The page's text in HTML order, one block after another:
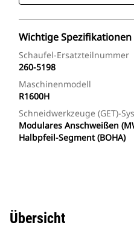
Wichtige Spezifikationen
Schaufel-Ersatzteilnummer
260-5198
Maschinenmodell
R1600H
Schneidwerkzeuge (GET)-
Modulares Anschweißen
Halbpfeil-Segment (BOHA)
Übersicht